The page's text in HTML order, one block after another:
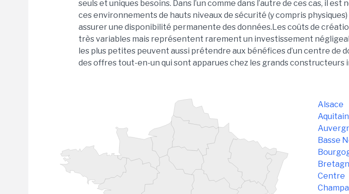
seuls et uniques besoins. Dans l’un comme dans l’autre de ces cas, il est
ces environnements de hauts niveaux de sécurité (y compris
assurer une disponibilité permanente des données.Les coûts de
très variables mais représentent rarement un investissement
les plus petites peuvent aussi prétendre aux bénéfices d’un centre de
des offres tout-en-un qui sont apparues chez les grands constructeurs
Alsace
Basse
Centre